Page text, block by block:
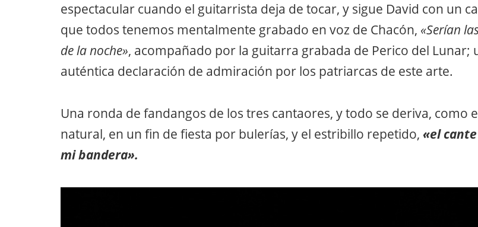
espectacular cuando el guitarrista deja de tocar, y sigue David con un
que todos tenemos mentalmente grabado en voz de Chacón, «Serían
de la noche», acompañado por la guitarra grabada de Perico del Lunar;
auténtica declaración de admiración por los patriarcas de este arte.
Una ronda de fandangos de los tres cantaores, y todo se deriva, como
natural, en un fin de fiesta por bulerías, y el estribillo repetido, «el
mi bandera».